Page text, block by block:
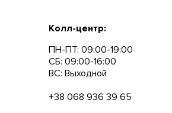
Колл-центр:
ПН-ПТ: 09:00-19:00
СБ: 09:00-16:00
ВС: Выходной
+38 068 936 39 65